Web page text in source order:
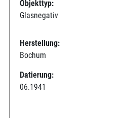
Objekttyp:
Glasnegativ
Herstellung:
Bochum
Datierung:
06.1941